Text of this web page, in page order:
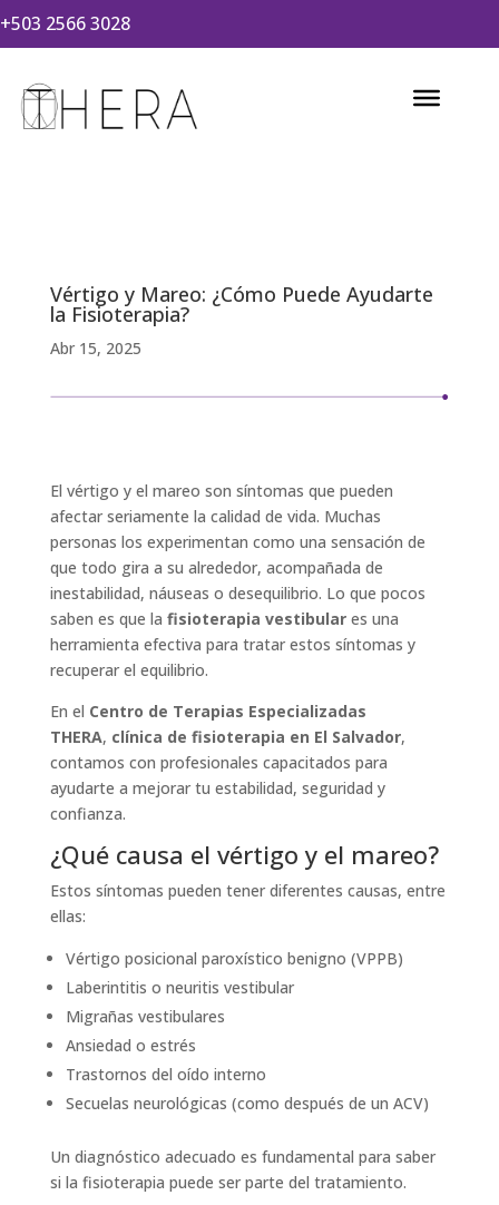
+503 2566 3028
Vértigo y Mareo: ¿Cómo Puede Ayudarte
la Fisioterapia?
Abr 15, 2025
El vértigo y el mareo son síntomas que pueden
afectar seriamente la calidad de vida. Muchas
personas los experimentan como una sensación de
que todo gira a su alrededor, acompañada de
inestabilidad, náuseas o desequilibrio. Lo que pocos
saben es que la fisioterapia vestibulares una
herramienta efectiva para tratar estos síntomas y
recuperar el equilibrio.
En el Centro de Terapias Especializadas
THERA, clínica de fisioterapia en El Salvador,
contamos con profesionales capacitados para
ayudarte a mejorar tu estabilidad, seguridad y
confianza.
¿Qué causa el vértigo y el mareo?
Estos síntomas pueden tener diferentes causas, entre
ellas:
Vértigo posicional paroxístico benigno (VPPB)
Laberintitis o neuritis vestibular
Migrañas vestibulares
Ansiedad o estrés
Trastornos del oído interno
Secuelas neurológicas (como después de un ACV)
Un diagnóstico adecuado es fundamental para saber
si la fisioterapia puede ser parte del tratamiento.